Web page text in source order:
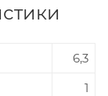
6,3
1